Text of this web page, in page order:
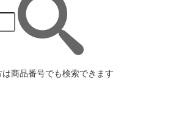
商品番号でも検索できます